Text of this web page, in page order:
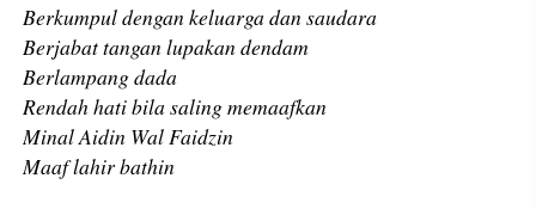
Berkumpul dengan keluarga dan saudara
Berjabat tangan lupakan dendam
Berlampang dada
Rendah hati bila saling memaafkan
Minal Aidin Wal Faidzin
Maaf lahir bathin